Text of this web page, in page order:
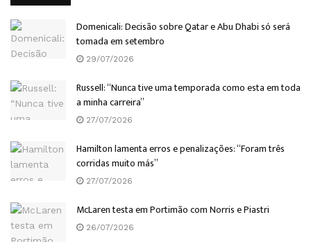
Domenicali: Decisão sobre Qatar e Abu Dhabi só será
tomada em setembro
29/07/2026
Russell: “Nunca tive uma temporada como esta em toda
a minha carreira”
27/07/2026
Hamilton lamenta erros e penalizações: “Foram três
corridas muito más”
27/07/2026
McLaren testa em Portimão com Norris e Piastri
26/07/2026